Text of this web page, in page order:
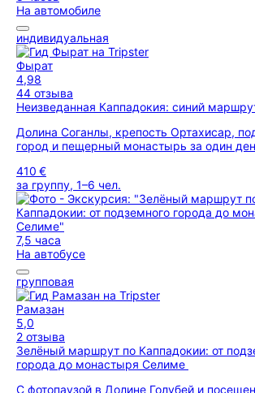
На автомобиле
индивидуальная
Фырат
4,98
44 отзыва
Неизведанная Каппадокия: синий
Долина Соганлы, крепость Ортахисар,
город и пещерный монастырь за один
410 €
за группу, 1–6 чел.
7,5 часа
На автобусе
групповая
Рамазан
5,0
2 отзыва
Зелёный маршрут по Каппадокии: от
города до монастыря Селиме
С фотопаузой в Долине Голубей и